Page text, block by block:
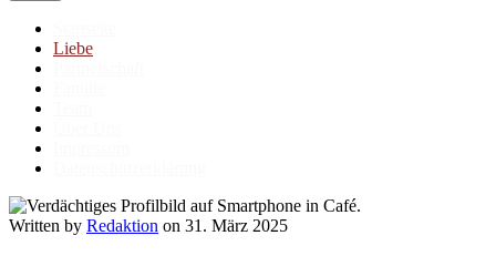
Liebe
Written by Redaktion on 31. März 2025